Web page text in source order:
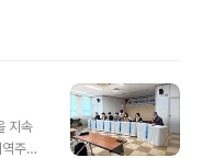
지속
주민